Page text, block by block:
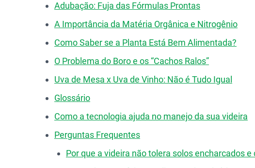
Adubação: Fuja das Fórmulas Prontas
A Importância da Matéria Orgânica e Nitrogênio
Como Saber se a Planta Está Bem Alimentada?
O Problema do Boro e os “Cachos Ralos”
Uva de Mesa x Uva de Vinho: Não é Tudo Igual
Glossário
Como a tecnologia ajuda no manejo da sua videira
Perguntas Frequentes
Por que a videira não tolera solos encharcados